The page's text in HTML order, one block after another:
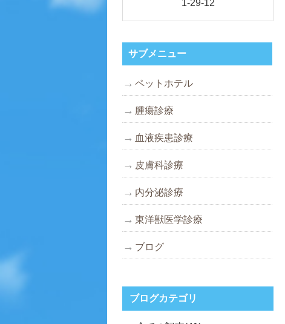
1-29-12
サブメニュー
ペットホテル
腫瘍診療
血液疾患診療
皮膚科診療
内分泌診療
東洋獣医学診療
ブログ
ブログカテゴリ